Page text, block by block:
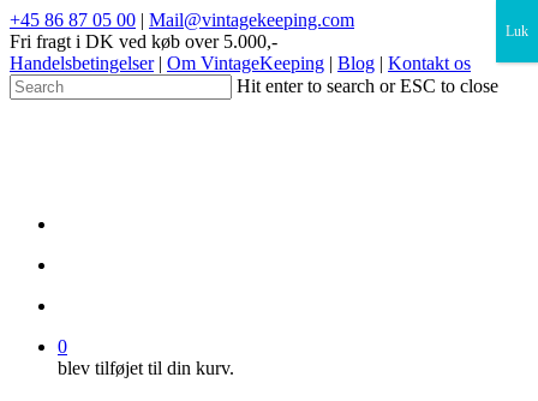
+45 86 87 05 00 | Mail@vintagekeeping.com
Fri fragt i DK ved køb over 5.000,-
Handelsbetingelser| Om VintageKeeping | Blog | Kontakt os
Hit enter to search or ESC to close
0
blev tilføjet til din kurv.
×
Luk